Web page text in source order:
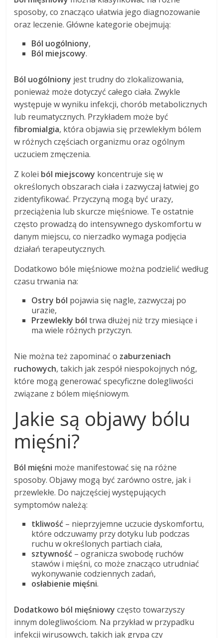
sposoby, co znacząco ułatwia jego diagnozowanie
oraz leczenie. Główne kategorie obejmują:
Ból uogólniony,
Ból miejscowy.
Ból uogólniony jest trudny do zlokalizowania,
ponieważ może dotyczyć całego ciała. Zwykle
występuje w wyniku infekcji, chorób metabolicznych
lub reumatycznych. Przykładem może być
fibromialgia, która objawia się przewlekłym bólem
w różnych częściach organizmu oraz ogólnym
uczuciem zmęczenia.
Z kolei ból miejscowy koncentruje się w
określonych obszarach ciała i zazwyczaj łatwiej go
zidentyfikować. Przyczyną mogą być urazy,
przeciążenia lub skurcze mięśniowe. Te ostatnie
często prowadzą do intensywnego dyskomfortu w
danym miejscu, co nierzadko wymaga podjęcia
działań terapeutycznych.
Dodatkowo bóle mięśniowe można podzielić według
czasu trwania na:
Ostry ból pojawia się nagle, zazwyczaj po
urazie,
Przewlekły ból trwa dłużej niż trzy miesiące i
ma wiele różnych przyczyn.
Nie można też zapominać o zaburzeniach
ruchowych, takich jak zespół niespokojnych nóg,
które mogą generować specyficzne dolegliwości
związane z bólem mięśniowym.
Jakie są objawy bólu
mięśni?
Ból mięśni może manifestować się na różne
sposoby. Objawy mogą być zarówno ostre, jak i
przewlekłe. Do najczęściej występujących
symptomów należą:
tkliwość – nieprzyjemne uczucie dyskomfortu,
które odczuwamy przy dotyku lub podczas
ruchu w określonych partiach ciała,
sztywność – ogranicza swobodę ruchów
stawów i mięśni, co może znacząco utrudniać
wykonywanie codziennych zadań,
osłabienie mięśni.
Dodatkowo ból mięśniowy często towarzyszy
innym dolegliwościom. Na przykład w przypadku
infekcji wirusowych, takich jak grypa czy